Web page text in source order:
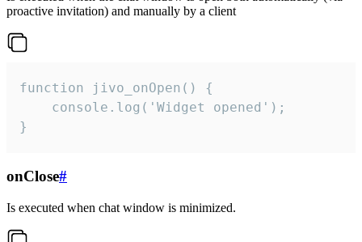
proactive invitation) and manually by a client
function jivo_onOpen() {
    console.log('Widget opened');
}
onClose#
Is executed when chat window is minimized.